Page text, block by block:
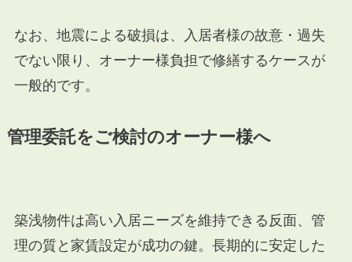
なお、地震による破損は、入居者様の故意・過失
でない限り、オーナー様負担で修繕するケースが
一般的です。
管理委託をご検討のオーナー様へ
築浅物件は高い入居ニーズを維持できる反面、管
理の質と家賃設定が成功の鍵。長期的に安定した